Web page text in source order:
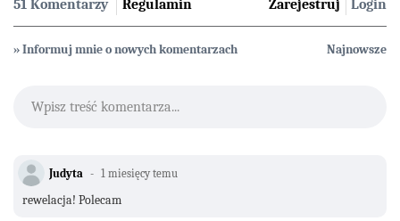
51 Komentarzy Regulamin Login
Zarejestruj
» Informuj mnie o nowych komentarzach Najnowsze
Wpisz treść komentarza...
Judyta 1 miesięcy temu
rewelacja! Polecam